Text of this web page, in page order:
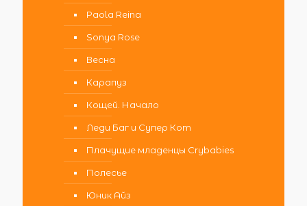
Paola Reina
Sonya Rose
Весна
Карапуз
Кощей. Начало
Леди Баг и Супер Кот
Плачущие младенцы Crybabies
Полесье
Юник Айз